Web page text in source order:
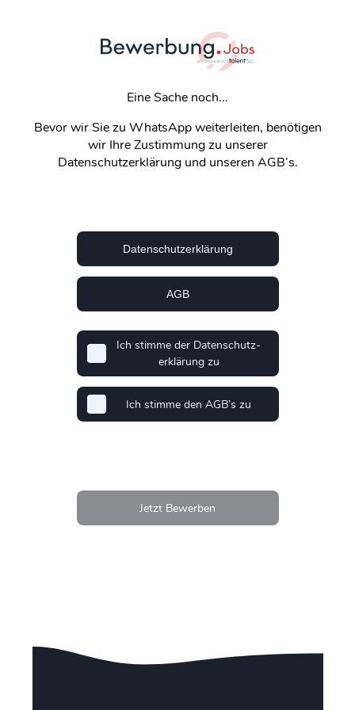
Eine Sache noch...
Bevor wir Sie zu WhatsApp weiterleiten, benötigen
wir Ihre Zustimmung zu unserer
Datenschutzerklärung und unseren AGB’s.
Datenschutzerklärung
AGB
Ich stimme der Datenschutz-
erklärung zu
Ich stimme den AGB’s zu
Jetzt Bewerben